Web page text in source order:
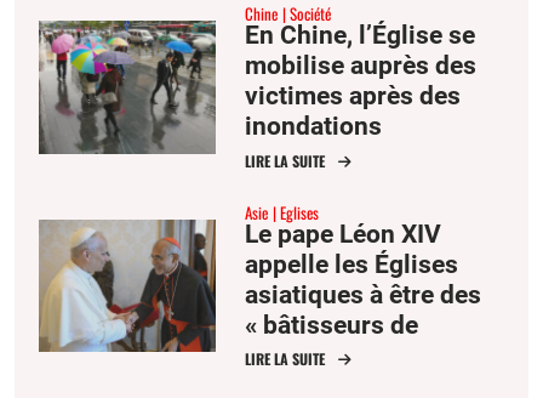
Chine Société
En Chine, l’Église se
mobilise auprès des
victimes après des
inondations
dévastatrices
LIRE LA SUITE
Asie Eglises
Le pape Léon XIV
appelle les Églises
asiatiques à être des
« bâtisseurs de
communion »
LIRE LA SUITE